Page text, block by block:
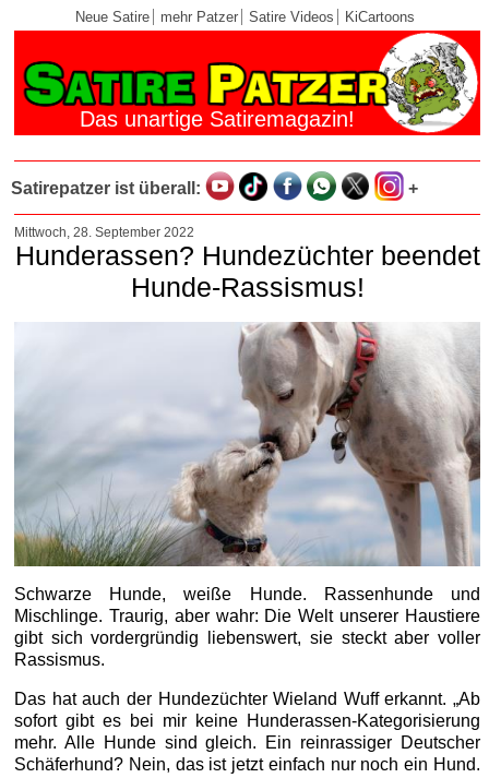
Neue Satire mehr Patzer Satire Videos KiCartoons
Das unartige Satiremagazin!
Satirepatzer ist überall: +
Mittwoch, 28. September 2022
Hunderassen? Hundezüchter beendet
Hunde-Rassismus!
Schwarze Hunde, weiße Hunde. Rassenhunde und
Mischlinge. Traurig, aber wahr: Die Welt unserer Haustiere
gibt sich vordergründig liebenswert, sie steckt aber voller
Rassismus.
Das hat auch der Hundezüchter Wieland Wuff erkannt. „Ab
sofort gibt es bei mir keine Hunderassen-Kategorisierung
mehr. Alle Hunde sind gleich. Ein reinrassiger Deutscher
Schäferhund? Nein, das ist jetzt einfach nur noch ein Hund.